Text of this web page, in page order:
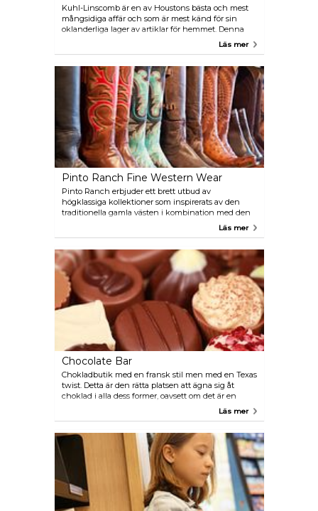
Kuhl-Linscomb är en av Houstons bästa och mest
mångsidiga affär och som är mest känd för sin
oklanderliga lager av artiklar för hemmet. Denna
fem-byggnadskomplex är ett måste och rymmer
skönhetsprodukter och så mycket mer.
Läs mer
Pinto Ranch Fine Western Wear
Pinto Ranch erbjuder ett brett utbud av
högklassiga kollektioner som inspirerats av den
traditionella gamla västen i kombination med den
moderna stilen. Här erbjuder man både herr- och
Läs mer
Chocolate Bar
Chokladbutik med en fransk stil men med en Texas
twist. Detta är den rätta platsen att ägna sig åt
choklad i alla dess former, oavsett om det är en
godisbit, tårta, glass, eller någon annan form som
Läs mer